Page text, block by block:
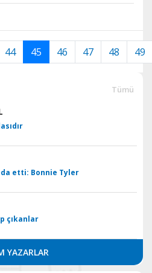
44 45 46 47 48 49
Tümü
etti: Bonnie Tyler
çıkanlar
YAZARLAR